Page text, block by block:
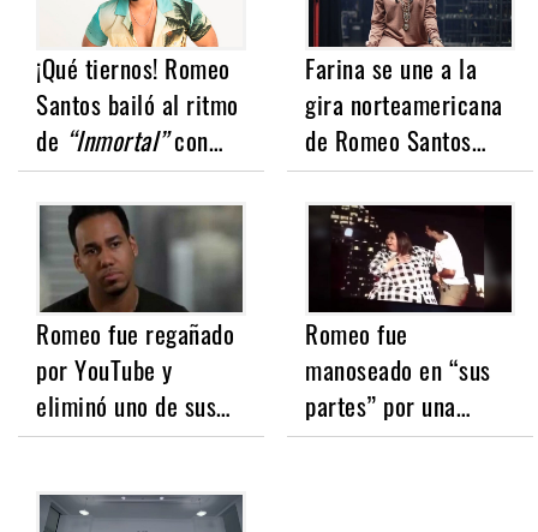
¡Qué tiernos! Romeo
Santos bailó al ritmo
de “Inmortal”con…
Farina se une a la
gira norteamericana
de Romeo Santos…
Romeo fue regañado
por YouTube y
eliminó uno de sus…
Romeo fue
manoseado en “sus
partes” por una…